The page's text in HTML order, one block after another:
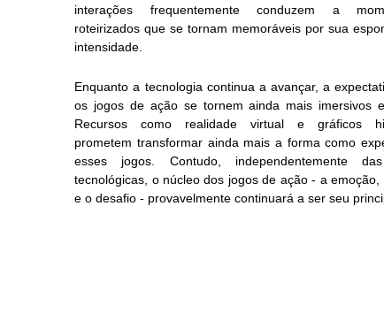
interações frequentemente conduzem a
roteirizados que se tornam memoráveis por sua
intensidade.
Enquanto a tecnologia continua a avançar, a
os jogos de ação se tornem ainda mais imersivos e
Recursos como realidade virtual e gráficos
prometem transformar ainda mais a forma como
esses jogos. Contudo, independentemente
tecnológicas, o núcleo dos jogos de ação - a emoção,
e o desafio - provavelmente continuará a ser seu